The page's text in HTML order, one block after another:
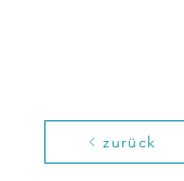
zurück